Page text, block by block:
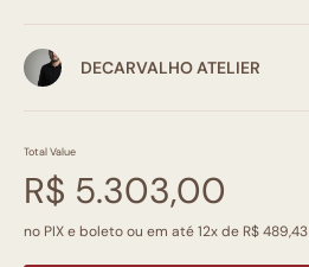
DECARVALHO ATELIER
Total Value
R$ 5.303,00
no PIX e boleto ou em até 12x de R$ 489,43